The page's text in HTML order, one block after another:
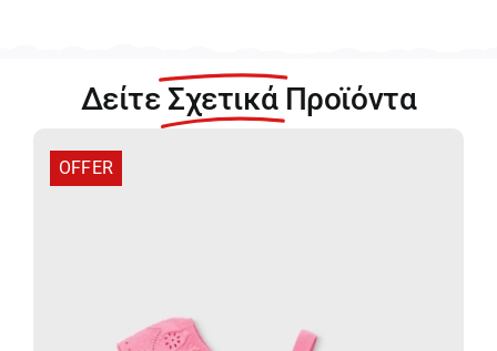
Grey
ποσότητα
Δείτε Σχετικά Προϊόντα
OFFER